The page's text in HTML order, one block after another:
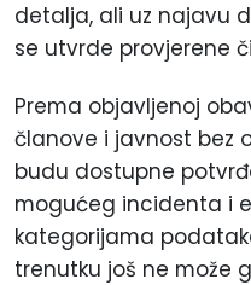
detalja, ali uz najavu
se utvrde provjerene
Prema objavljenoj
članove i javnost bez
budu dostupne
mogućeg incidenta i
kategorijama
trenutku još ne može